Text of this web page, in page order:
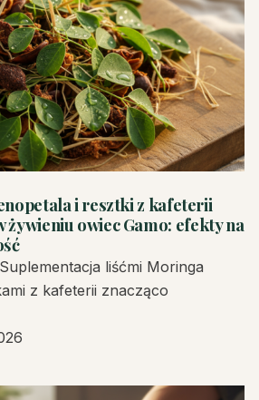
i resztki z kafeterii
żywieniu owiec Gamo: efekty na
liśćmi Moringa
z kafeterii znacząco